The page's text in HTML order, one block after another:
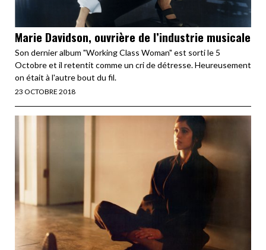
Marie Davidson, ouvrière de l’industrie musicale
Son dernier album "Working Class Woman" est sorti le 5
Octobre et il retentit comme un cri de détresse. Heureusement
on était à l'autre bout du fil.
23 OCTOBRE 2018